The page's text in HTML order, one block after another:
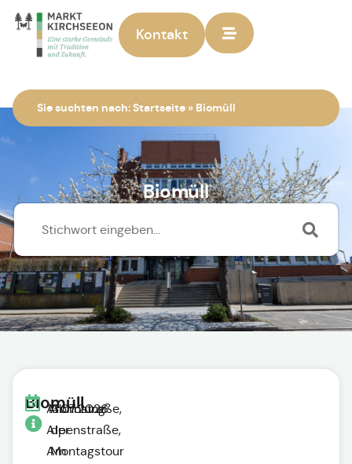
Kontakt
Sie suchten nach:Startseite » Biomüll
Biomüll
Biomüll
13.07.2026
Abholung
der
Montagstour
Ahornstraße,
Alpenstraße,
Am